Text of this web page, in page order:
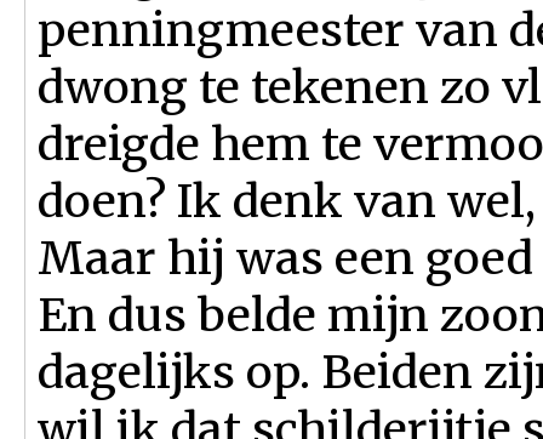
penningmeester van
dwong te tekenen zo
dreigde hem te
doen? Ik denk van
Maar hij was een
En dus belde mijn
dagelijks op. Beiden